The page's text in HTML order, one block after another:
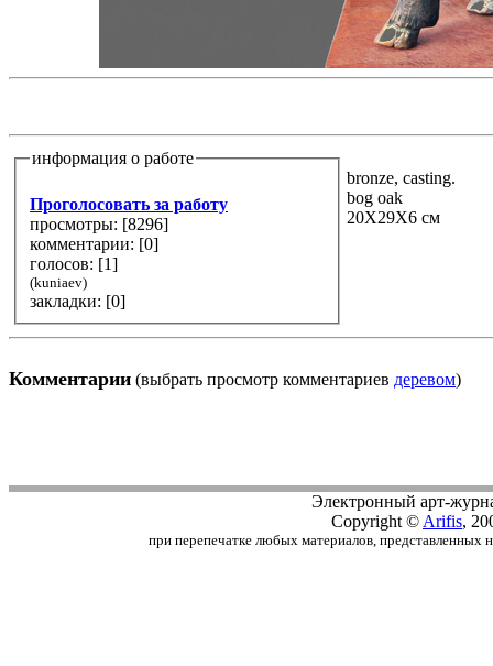
информация о работе
Проголосовать за работу
просмотры: [8296]
комментарии: [0]
голосов: [1]
(kuniaev)
закладки: [0]
bronze, casting.
bog oak
20Х29Х6 см
Комментарии (выбрать просмотр комментариев деревом)
Электронный арт-
Copyright © Arifis,
при перепечатке любых материалов, представленных